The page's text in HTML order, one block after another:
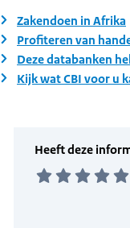
Zakendoen in Afrika
Profiteren van
Deze databanken
Kijk wat CBI voor u